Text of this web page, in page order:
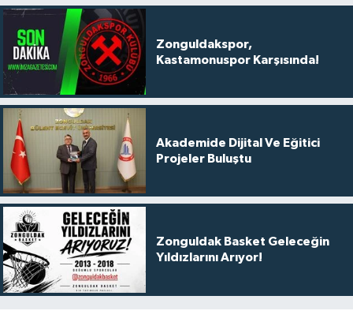
Zonguldakspor,
Kastamonuspor Karşısında!
Akademide Dijital Ve Eğitici
Projeler Buluştu
Zonguldak Basket Geleceğin
Yıldızlarını Arıyor!